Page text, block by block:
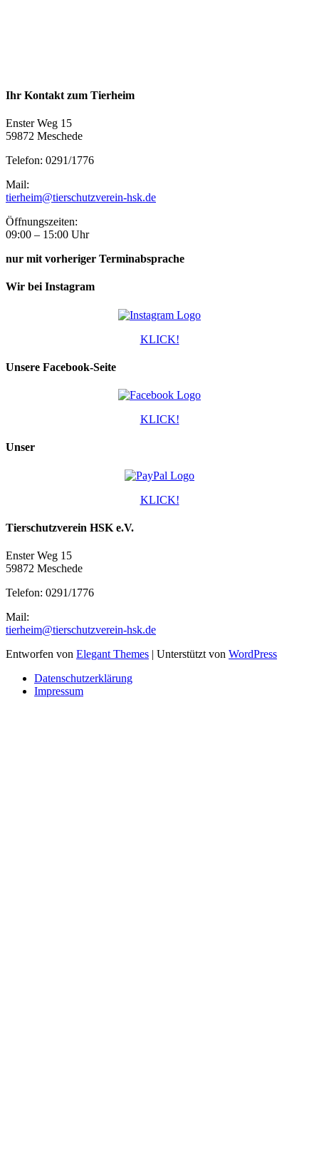
Ihr Kontakt zum Tierheim
Enster Weg 15
59872 Meschede
Telefon: 0291/1776
Mail:
tierheim@tierschutzverein-hsk.de
Öffnungszeiten:
09:00 – 15:00 Uhr
nur mit vorheriger Terminabsprache
Wir bei Instagram
KLICK!
Unsere Facebook-Seite
KLICK!
Unser
KLICK!
Tierschutzverein HSK e.V.
Enster Weg 15
59872 Meschede
Telefon: 0291/1776
Mail:
tierheim@tierschutzverein-hsk.de
Entworfen von Elegant Themes | Unterstützt von WordPress
Datenschutzerklärung
Impressum